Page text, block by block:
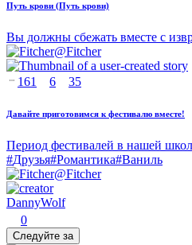
Путь крови (Путь крови)
Вы должны сбежать вместе с
@Fitcher
161 6 35
Давайте приготовимся к фестивалю вместе!
Период фестивалей в нашей
#Друзья#Романтика#Ваниль
@Fitcher
DannyWolf
0
Следуйте за